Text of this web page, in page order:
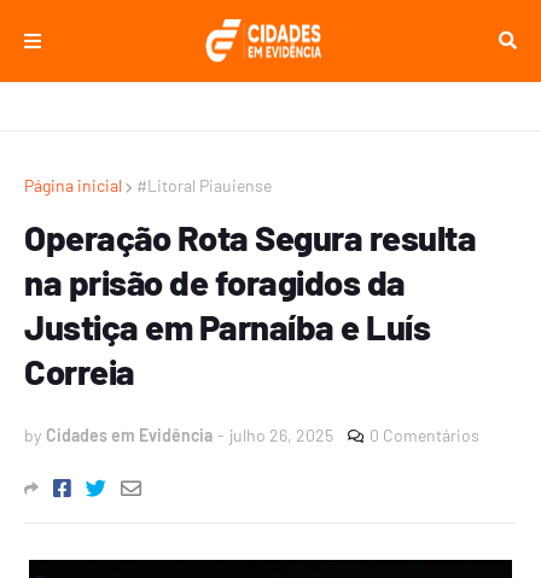
Página inicial #Litoral Piauiense
Operação Rota Segura resulta
na prisão de foragidos da
Justiça em Parnaíba e Luís
Correia
by Cidades em Evidência - julho 26, 2025 0 Comentários